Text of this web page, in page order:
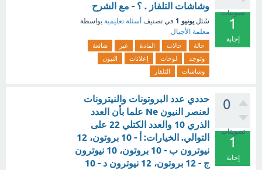
تصويتات
1
إجابة
وشاشات التلفاز . ؟ - مع الشرح
سُئل يونيو 1 في تصنيف أسئلة تعليمية بواسطة
معلمة الأجيال
حالة حالات المادة غير
شائعة
وتوجد
لوحات إعلانات
النيون
وشاشات
التلفاز
0
تصويتات
1
إجابة
حددي عدد البروتونات والنيترونات
لعنصر النيون Ne علما بأن العدد
الذري 10 والعدد الكتلي 22 على
التوالي. الخيارات: أ - 10 بروتون، 12
نيوترون ب - 10 بروتون، 10 نيوترون
ج - 12 بروتون، 12 نيوترون د - 10